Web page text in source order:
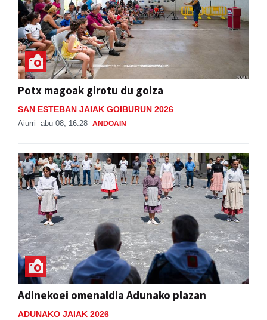
Potx magoak girotu du goiza
SAN ESTEBAN JAIAK GOIBURUN 2026
Aiurri abu 08, 16:28 ANDOAIN
Adinekoei omenaldia Adunako plazan
ADUNAKO JAIAK 2026